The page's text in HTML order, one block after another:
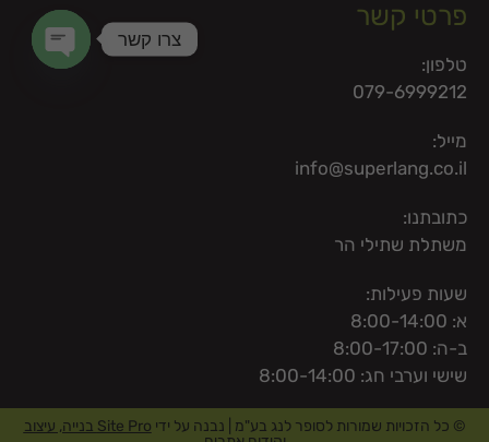
פרטי קשר
טלפון:
079-6999212
מייל:
info@superlang.co.il
כתובתנו:
משתלת שתילי הר
שעות פעילות:
א: 8:00-14:00
ב-ה: 8:00-17:00
שישי וערבי חג: 8:00-14:00
© כל הזכויות שמורות לסופר לנג בע"מ | נבנה על ידי
Site Pro בנייה, עיצוב
צרו קשר